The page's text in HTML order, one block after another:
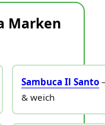
Marken
Sambuca Il Santo
& weich